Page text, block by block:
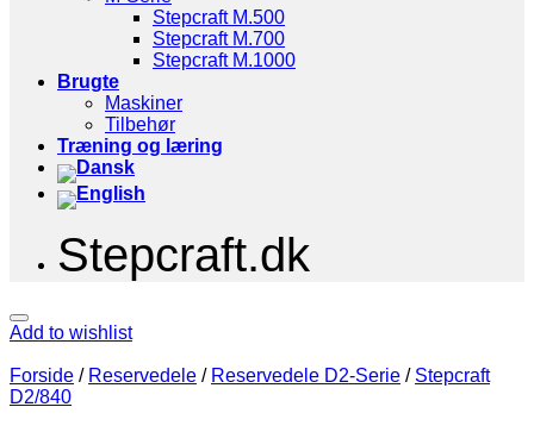
Stepcraft M.500
Stepcraft M.700
Stepcraft M.1000
Brugte
Maskiner
Tilbehør
Træning og læring
Stepcraft.dk
Add to wishlist
Forside / Reservedele / Reservedele D2-Serie / Stepcraft
D2/840